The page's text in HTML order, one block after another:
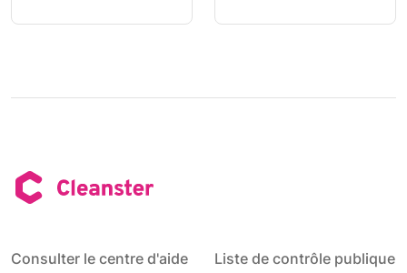
Consulter le centre d'aide
Liste de contrôle publique